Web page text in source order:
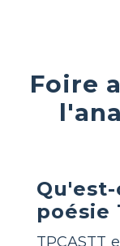
Foire
poésie
TPCASTT